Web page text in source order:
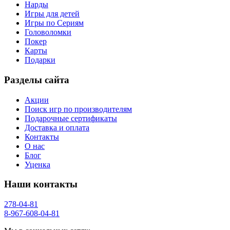
Нарды
Игры для детей
Игры по Сериям
Головоломки
Покер
Карты
Подарки
Разделы сайта
Акции
Поиск игр по производителям
Подарочные сертификаты
Доставка и оплата
Контакты
О нас
Блог
Уценка
Наши контакты
278-04-81
8-967-608-04-81